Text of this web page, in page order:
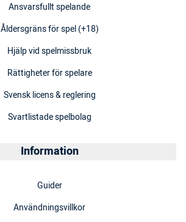
Ansvarsfullt spelande
Åldersgräns för spel (+18)
Hjälp vid spelmissbruk
Rättigheter för spelare
Svensk licens & reglering
Svartlistade spelbolag
Information
Guider
Användningsvillkor